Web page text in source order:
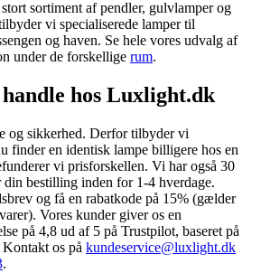
sortiment af pendler, gulvlamper og
vi specialiserede lamper til
og haven. Se hele vores udvalg af
under de forskellige rum.
hos Luxlight.dk
og sikkerhed. Derfor tilbyder vi
finder en identisk lampe billigere hos en
vi prisforskellen. Vi har også 30
din bestilling inden for 1-4 hverdage.
og få en rabatkode på 15% (gælder
Vores kunder giver os en
på 4,8 ud af 5 på Trustpilot, baseret på
os på kundeservice@luxlight.dk
.